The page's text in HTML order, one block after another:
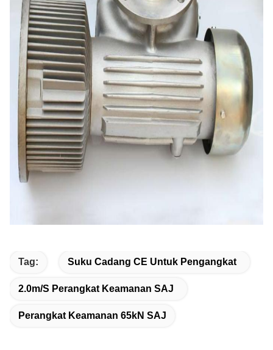
Tag: Suku Cadang CE Untuk Pengangkat
2.0m/s Perangkat Keamanan SAJ
Perangkat Keamanan 65kN SAJ